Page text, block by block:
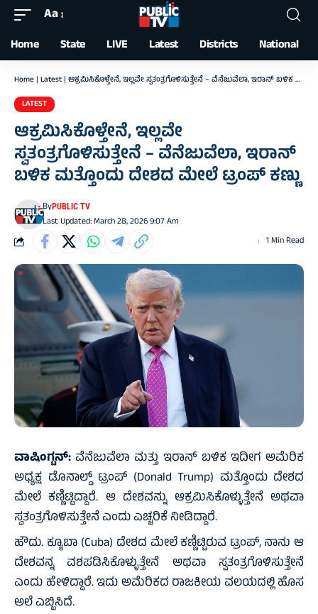
Font
Resizer
Aa
Home State LIVE Latest Districts National
Home | Latest | ಆಕ್ರಮಿಸಿಕೊಳ್ತೇನೆ, ಇಲ್ಲವೇ ಸ್ವತಂತ್ರಗೊಳಿಸುತ್ತೇನೆ – ವೆನೆಜುವೆಲಾ, ಇರಾನ್‌ ಬಳಿಕ ಮತ್ತೊಂದು ದೇಶದ ಮೇಲೆ ಟ್ರಂಪ್‌ ಕಣ್ಣು
LATEST
ಆಕ್ರಮಿಸಿಕೊಳ್ತೇನೆ, ಇಲ್ಲವೇ
ಸ್ವತಂತ್ರಗೊಳಿಸುತ್ತೇನೆ – ವೆನೆಜುವೆಲಾ, ಇರಾನ್‌
ಬಳಿಕ ಮತ್ತೊಂದು ದೇಶದ ಮೇಲೆ ಟ್ರಂಪ್‌ ಕಣ್ಣು
Last Updated: March 28, 2026 9:07 Am
ByPUBLIC TV
1 Min Read
ವಾಷಿಂಗ್ಟನ್‌: ವೆನೆಜುವೆಲಾ ಮತ್ತು ಇರಾನ್‌ ಬಳಿಕ ಇದೀಗ ಅಮೆರಿಕ
ಅಧ್ಯಕ್ಷ ಡೊನಾಲ್ಡ್‌ ಟ್ರಂಪ್‌ (Donald Trump) ಮತ್ತೊಂದು ದೇಶದ
ಮೇಲೆ ಕಣ್ಣಿಟ್ಟಿದ್ದಾರೆ. ಆ ದೇಶವನ್ನು ಆಕ್ರಮಿಸಿಕೊಳ್ಳುತ್ತೇನೆ ಅಥವಾ
ಸ್ವತಂತ್ರಗೊಳಿಸುತ್ತೇನೆ ಎಂದು ಎಚ್ಚರಿಕೆ ನೀಡಿದ್ದಾರೆ.
ಹೌದು. ಕ್ಯೂಬಾ (Cuba) ದೇಶದ ಮೇಲೆ ಕಣ್ಣಿಟ್ಟಿರುವ ಟ್ರಂಪ್‌, ನಾನು ಆ
ದೇಶವನ್ನ ವಶಪಡಿಸಿಕೊಳ್ಳುತ್ತೇನೆ ಅಥವಾ ಸ್ವತಂತ್ರಗೊಳಿಸುತ್ತೇನೆ
ಎಂದು ಹೇಳಿದ್ದಾರೆ. ಇದು ಅಮೆರಿಕದ ರಾಜಕೀಯ ವಲಯದಲ್ಲಿ ಹೊಸ
ಅಲೆ ಎಬ್ಬಿಸಿದೆ.